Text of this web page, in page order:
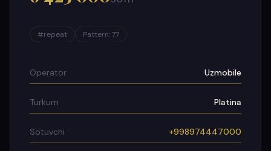
#repeat Pattern:77
Operator Uzmobile
Turkum Platina
Sotuvchi +998974447000